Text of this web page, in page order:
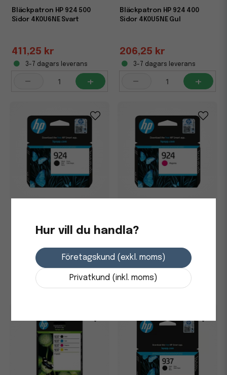
Bläckpatron HP 924 500
Sidor 4K0U6NE Svart
411,25 kr
3-7 dagars leverans
- +
Bläckpatron HP 924 400
Sidor 4K0U5NE Gul
206,25 kr
3-7 dagars leverans
- +
211,25 kr
3-7 dagars leverans
+
211,25 kr
3-7 dagars leverans
-
Hur vill du handla?
Företagskund (exkl. moms)
Privatkund (inkl. moms)